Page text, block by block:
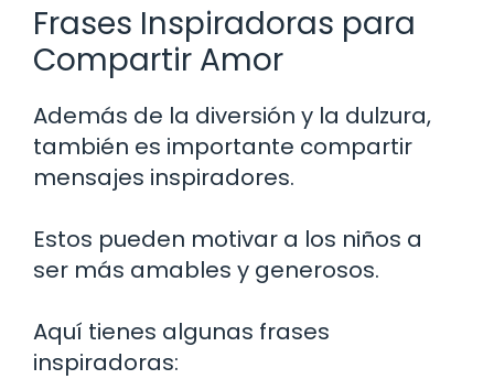
Frases Inspiradoras para
Compartir Amor
Además de la diversión y la dulzura,
también es importante compartir
mensajes inspiradores.
Estos pueden motivar a los niños a
ser más amables y generosos.
Aquí tienes algunas frases
inspiradoras: